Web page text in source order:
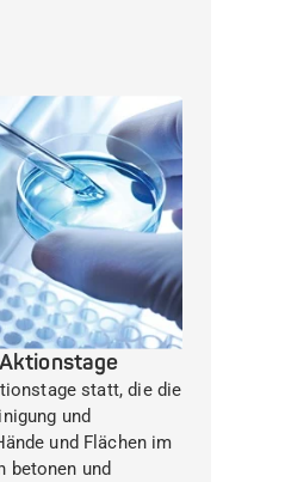
statt, die die
und
und Flächen im
betonen und